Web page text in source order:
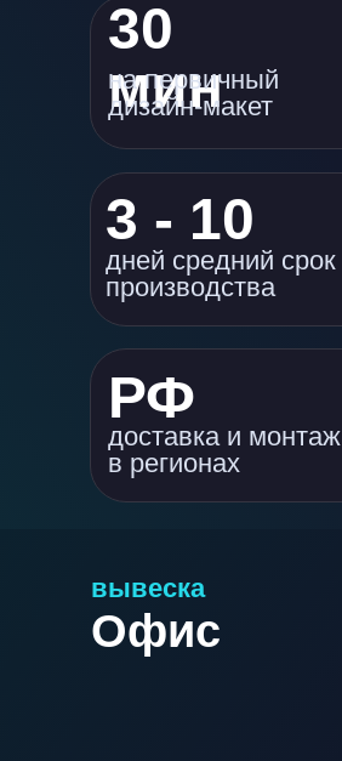
3 - 10
30
мин
РФ
дней средний срок
производства
на первичный
дизайн-макет
доставка и монтаж
в регионах
Офис
вывеска